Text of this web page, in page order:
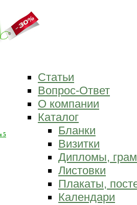
5
Статьи
Вопрос-Ответ
О компании
Каталог
Бланки
Визитки
Дипломы,
Листовки
Плакаты,
Календари